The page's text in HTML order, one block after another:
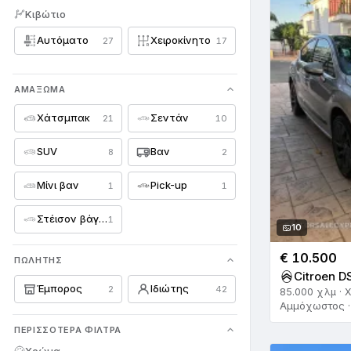
Infiniti
Isuzu 22
Iveco 1
Jaguar
Jeep 44
Kia 106
Lada 1
Lamborghini
Land Rover
Lexus
Lotus
Κιβώτιο
Αυτόματο 27 Χειροκίνητο 17
ΑΜΆΞΩΜΑ
Χάτσμπακ 21 Σεντάν 10
SUV 8 Βαν 2
Μίνι βαν 1 Pick-up 1
Στέισον βάγκον 1
ΠΩΛΗΤΉΣ
Έμπορος 2 Ιδιώτης 42
ΠΕΡΙΣΣΌΤΕΡΑ ΦΊΛΤΡΑ
10
€ 10.500
Citroen
85.000 χλμ ·
Αμμόχωστος